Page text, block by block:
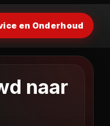
en Onderhoud
naar